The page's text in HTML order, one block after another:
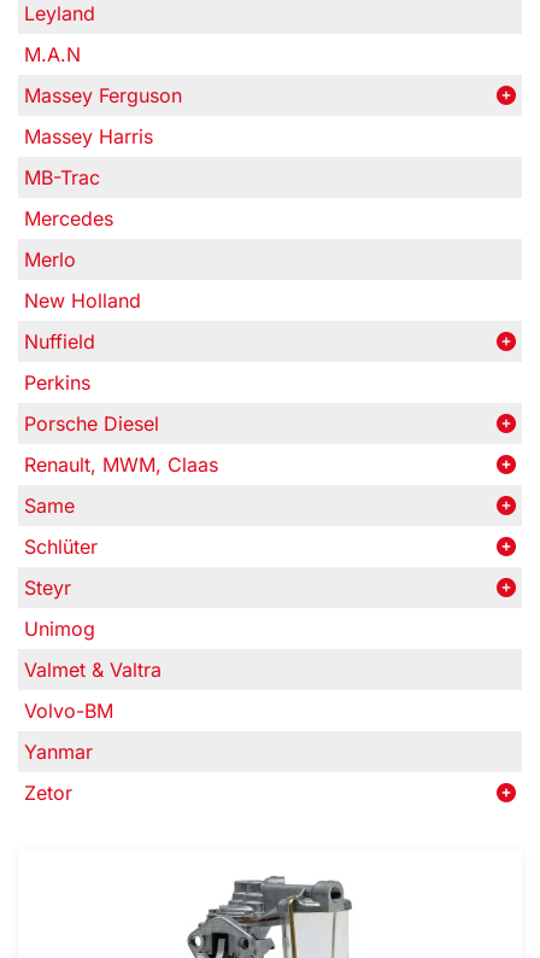
Leyland
M.A.N
Massey Ferguson
Massey Harris
MB-Trac
Mercedes
Merlo
New Holland
Nuffield
Perkins
Porsche Diesel
Renault, MWM, Claas
Same
Schlüter
Steyr
Unimog
Valmet & Valtra
Volvo-BM
Yanmar
Zetor